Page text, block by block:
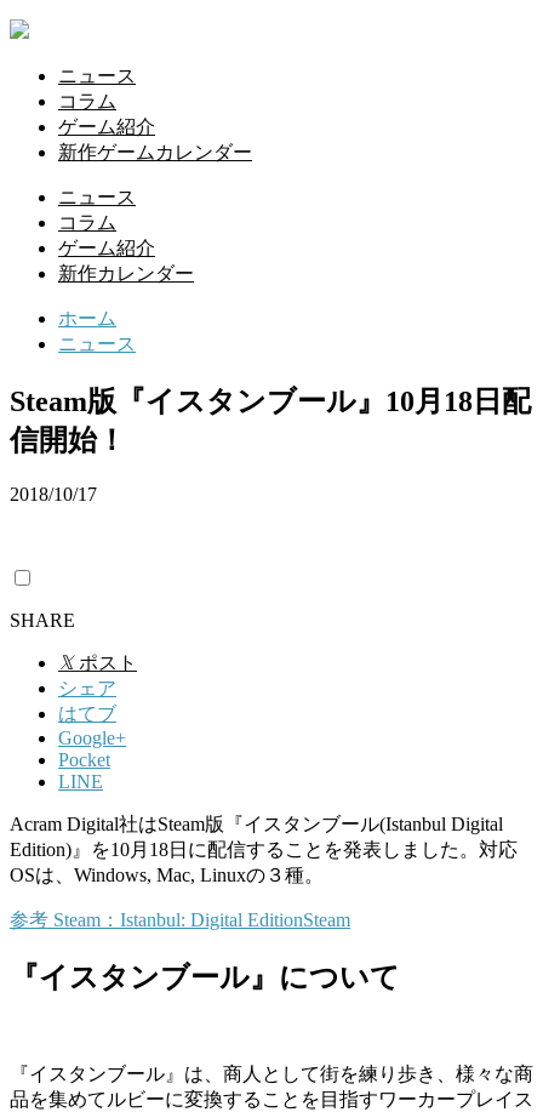
ニュース
コラム
ゲーム紹介
新作ゲームカレンダー
ニュース
コラム
ゲーム紹介
新作カレンダー
ホーム
ニュース
Steam版『イスタンブール』10月18日配
信開始！
2018/10/17
SHARE
𝕏 ポスト
シェア
はてブ
Google+
Pocket
LINE
Acram Digital社はSteam版『イスタンブール(Istanbul Digital
Edition)』を10月18日に配信することを発表しました。対応
OSは、Windows, Mac, Linuxの３種。
参考 Steam：Istanbul: Digital EditionSteam
『イスタンブール』について
『イスタンブール』は、商人として街を練り歩き、様々な商
品を集めてルビーに変換することを目指すワーカープレイス